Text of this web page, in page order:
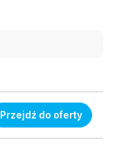
Przejdź do oferty